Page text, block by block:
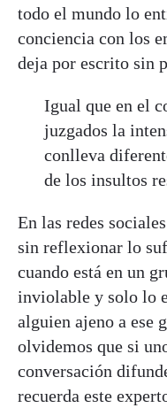
todo el mundo lo
conciencia con los
deja por escrito sin
Igual que en el
juzgados la
conlleva
de los insultos
En las redes
sin reflexionar lo
cuando está en un
inviolable y solo lo
alguien ajeno a ese
olvidemos que si
conversación
recuerda este